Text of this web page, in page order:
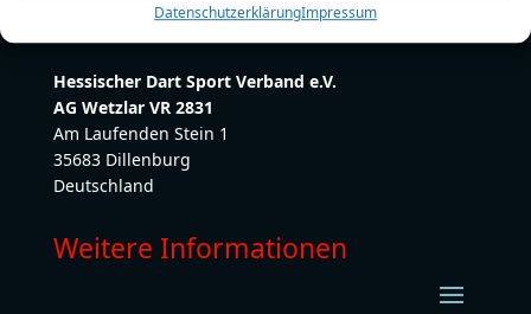
DatenschutzerklärungImpressum
Hessischer Dart Sport Verband e.V.
AG Wetzlar VR 2831
Am Laufenden Stein 1
35683 Dillenburg
Deutschland
Weitere Informationen